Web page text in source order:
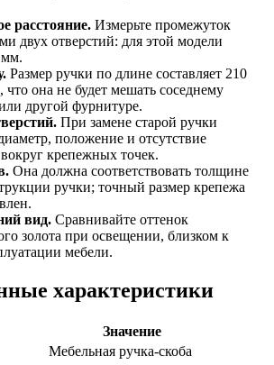
расстояние. Измерьте промежуток
двух отверстий: для этой модели
мм.
Размер ручки по длине составляет 210
что она не будет мешать соседнему
другой фурнитуре.
При замене старой ручки
положение и отсутствие
крепежных точек.
Она должна соответствовать толщине
ручки; точный размер крепежа
вид. Сравнивайте оттенок
золота при освещении, близком к
мебели.
характеристики
Значение
Мебельная ручка-скоба